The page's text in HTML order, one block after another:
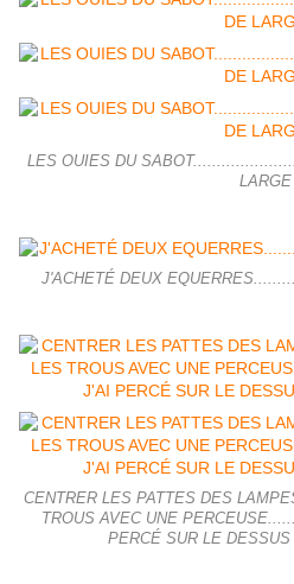
LES OUIES DU
LARGE
J'ACHETÉ DEUX
CENTRER LES PATTES DES
TROUS AVEC UNE
PERCÉ SUR LE